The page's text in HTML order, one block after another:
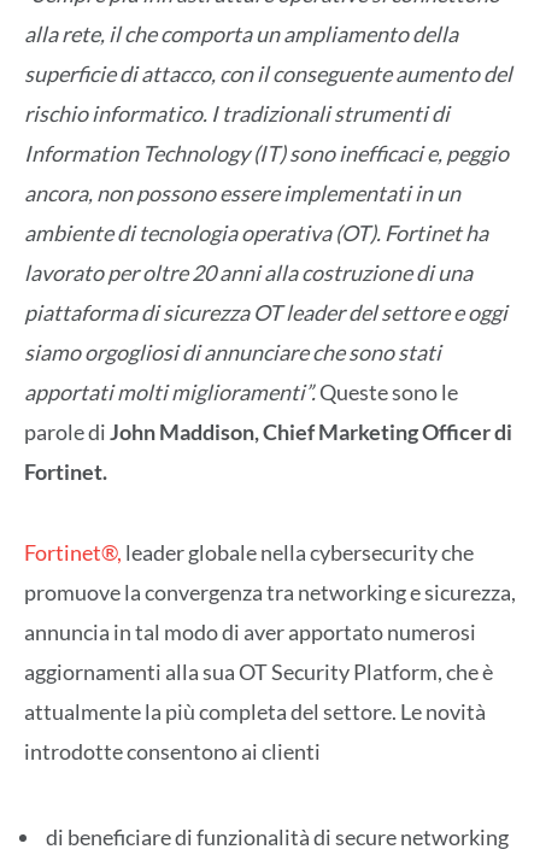
alla rete, il che comporta un ampliamento della
superficie di attacco, con il conseguente aumento del
rischio informatico. I tradizionali strumenti di
Information Technology (IT) sono inefficaci e, peggio
ancora, non possono essere implementati in un
ambiente di tecnologia operativa (OT). Fortinet ha
lavorato per oltre 20 anni alla costruzione di una
piattaforma di sicurezza OT leader del settore e oggi
siamo orgogliosi di annunciare che sono stati
apportati molti miglioramenti”.Queste sono le
parole diJohn Maddison, Chief Marketing Officer di
Fortinet.
Fortinet®, leader globale nella cybersecurity che
promuove la convergenza tra networking e sicurezza,
annuncia in tal modo di aver apportato numerosi
aggiornamenti alla sua OT Security Platform, che è
attualmente la più completa del settore. Le novità
introdotte consentono ai clienti
di beneficiare di funzionalità di secure networking